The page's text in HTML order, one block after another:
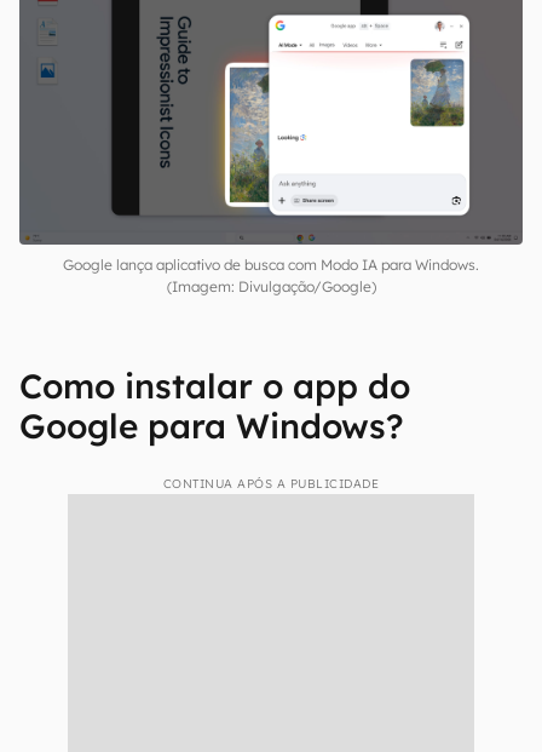
Google lança aplicativo de busca com Modo IA para Windows.
(Imagem: Divulgação/Google)
Como instalar o app do
Google para Windows?
CONTINUA APÓS A PUBLICIDADE